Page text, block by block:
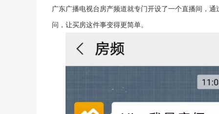
广东广播电视台房产频道就专门开设了一个直播间，
问，让买房这件事变得更简单。